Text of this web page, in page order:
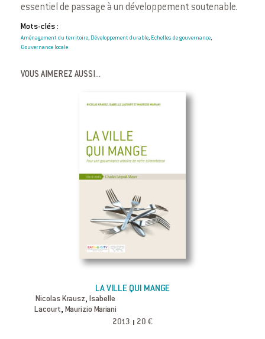
essentiel de passage à un développement soutenable.
Mots-clés :
Aménagement du territoire, Développement durable, Echelles de gouvernance,
Gouvernance locale
VOUS AIMEREZ AUSSI...
LA VILLE QUI MANGE
Nicolas Krausz, Isabelle
Lacourt, Maurizio Mariani
2013 20 €